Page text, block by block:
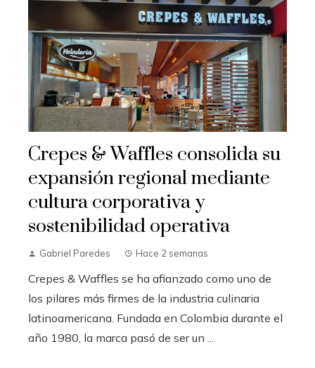
Crepes & Waffles consolida su
expansión regional mediante
cultura corporativa y
sostenibilidad operativa
Gabriel Paredes Hace 2 semanas
Crepes & Waffles se ha afianzado como uno de
los pilares más firmes de la industria culinaria
latinoamericana. Fundada en Colombia durante el
año 1980, la marca pasó de ser un ...